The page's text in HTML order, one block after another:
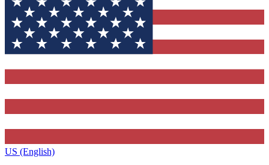
US (English)